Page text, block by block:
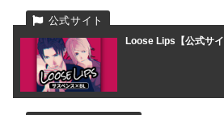
Loose Lips【公式サイ